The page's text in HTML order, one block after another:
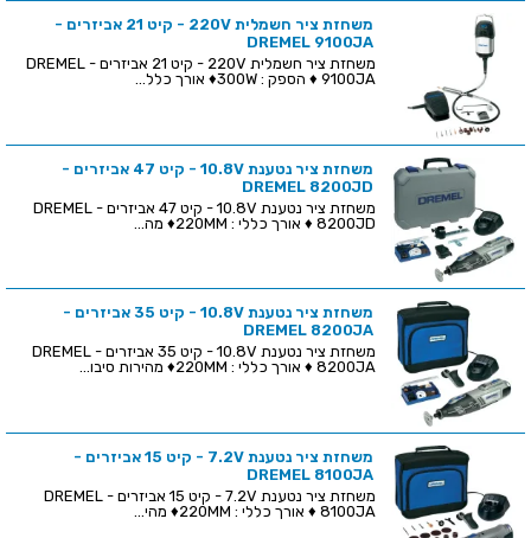
משחזת ציר חשמלית 220V - קיט 21 אביזרים -
DREMEL 9100JA
משחזת ציר חשמלית 220V - קיט 21 אביזרים - DREMEL
9100JA ♦ הספק : 300W♦ אורך כלל...
משחזת ציר נטענת 10.8V - קיט 47 אביזרים -
DREMEL 8200JD
משחזת ציר נטענת 10.8V - קיט 47 אביזרים - DREMEL
8200JD ♦ אורך כללי : 220MM♦ מה...
משחזת ציר נטענת 10.8V - קיט 35 אביזרים -
DREMEL 8200JA
משחזת ציר נטענת 10.8V - קיט 35 אביזרים - DREMEL
8200JA ♦ אורך כללי : 220MM♦ מהירות סיבו...
משחזת ציר נטענת 7.2V - קיט 15 אביזרים -
DREMEL 8100JA
משחזת ציר נטענת 7.2V - קיט 15 אביזרים - DREMEL
8100JA ♦ אורך כללי : 220MM♦ מהי...